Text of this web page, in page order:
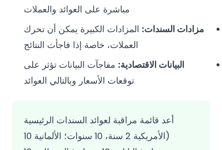
مباشرة على العوائد والعملات
مزادات السندات: المزادات الكبيرة يمكن أن تحرك
العملات، خاصة إذا فاجأت النتائج
البيانات الاقتصادية: مفاجآت البيانات تؤثر على
توقعات الأسعار وبالتالي العوائد
أعد قائمة مراقبة لعوائد السندات الرئيسية
(الأمريكية 2 سنة، 10 سنوات؛ الألمانية 10